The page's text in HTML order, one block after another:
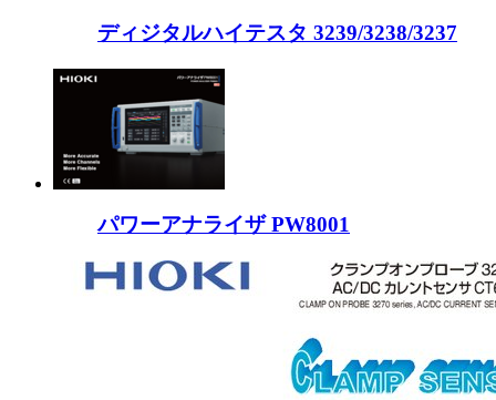
ディジタルハイテスタ 3239/3238/3237
パワーアナライザ PW8001